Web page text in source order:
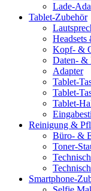
Lade-
Tablet-Zubehör
Kopf- &
Daten- &
Adapter
Tablet-
Tablet-
Tablet-
Reinigung &
Büro- &
Toner-
Smartphone-